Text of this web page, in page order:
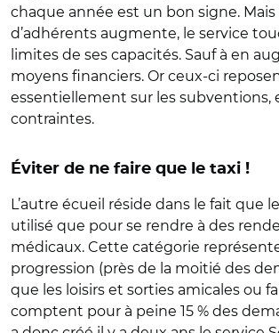
chaque année est un bon signe.
d’adhérents augmente, le service
limites de ses capacités. Sauf à en
moyens financiers. Or ceux-ci
essentiellement sur les subventions,
contraintes.
Éviter de ne faire que le taxi !
L’autre écueil réside dans le fait que
utilisé que pour se rendre à des
médicaux. Cette catégorie
progression (près de la moitié des
que les loisirs et sorties amicales ou
comptent pour à peine 15 % des